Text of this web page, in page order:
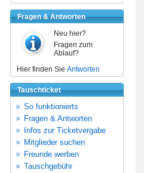
Fragen & Antworten
Neu hier?
Fragen zum
Ablauf?
Hier finden Sie Antworten
Tauschticket
So funktionierts
Fragen & Antworten
Infos zur Ticketvergabe
Mitglieder suchen
Freunde werben
Tauschgebühr